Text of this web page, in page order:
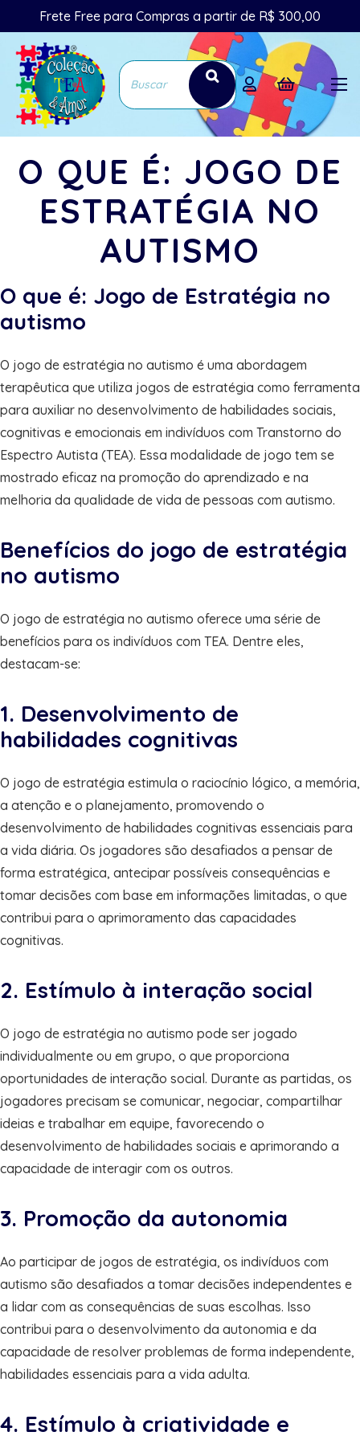
Frete Free para Compras a partir de R$ 300,00
O QUE É: JOGO DE
ESTRATÉGIA NO
AUTISMO
O que é: Jogo de Estratégia no
autismo
O jogo de estratégia no autismo é uma abordagem
terapêutica que utiliza jogos de estratégia como ferramenta
para auxiliar no desenvolvimento de habilidades sociais,
cognitivas e emocionais em indivíduos com Transtorno do
Espectro Autista (TEA). Essa modalidade de jogo tem se
mostrado eficaz na promoção do aprendizado e na
melhoria da qualidade de vida de pessoas com autismo.
Benefícios do jogo de estratégia
no autismo
O jogo de estratégia no autismo oferece uma série de
benefícios para os indivíduos com TEA. Dentre eles,
destacam-se:
1. Desenvolvimento de
habilidades cognitivas
O jogo de estratégia estimula o raciocínio lógico, a memória,
a atenção e o planejamento, promovendo o
desenvolvimento de habilidades cognitivas essenciais para
a vida diária. Os jogadores são desafiados a pensar de
forma estratégica, antecipar possíveis consequências e
tomar decisões com base em informações limitadas, o que
contribui para o aprimoramento das capacidades
cognitivas.
2. Estímulo à interação social
O jogo de estratégia no autismo pode ser jogado
individualmente ou em grupo, o que proporciona
oportunidades de interação social. Durante as partidas, os
jogadores precisam se comunicar, negociar, compartilhar
ideias e trabalhar em equipe, favorecendo o
desenvolvimento de habilidades sociais e aprimorando a
capacidade de interagir com os outros.
3. Promoção da autonomia
Ao participar de jogos de estratégia, os indivíduos com
autismo são desafiados a tomar decisões independentes e
a lidar com as consequências de suas escolhas. Isso
contribui para o desenvolvimento da autonomia e da
capacidade de resolver problemas de forma independente,
habilidades essenciais para a vida adulta.
4. Estímulo à criatividade e